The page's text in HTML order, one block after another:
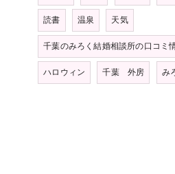
読書 温泉 天気
千葉のみろく結婚相談所の口コミ
ハロウィン 千葉 外房 み